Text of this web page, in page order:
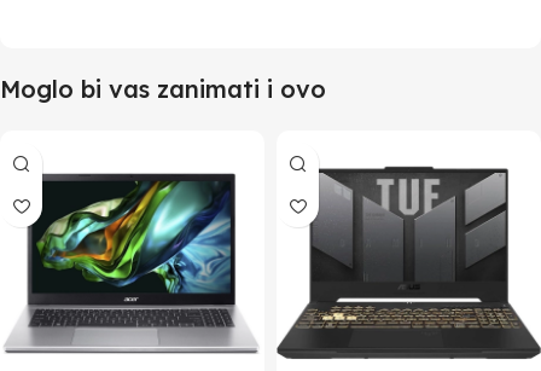
Moglo bi vas zanimati i ovo